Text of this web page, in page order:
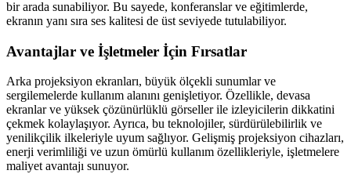
bir arada sunabiliyor. Bu sayede, konferanslar ve eğitimlerde,
ekranın yanı sıra ses kalitesi de üst seviyede tutulabiliyor.
Avantajlar ve İşletmeler İçin Fırsatlar
Arka projeksiyon ekranları, büyük ölçekli sunumlar ve
sergilemelerde kullanım alanını genişletiyor. Özellikle, devasa
ekranlar ve yüksek çözünürlüklü görseller ile izleyicilerin dikkatini
çekmek kolaylaşıyor. Ayrıca, bu teknolojiler, sürdürülebilirlik ve
yenilikçilik ilkeleriyle uyum sağlıyor. Gelişmiş projeksiyon cihazları,
enerji verimliliği ve uzun ömürlü kullanım özellikleriyle, işletmelere
maliyet avantajı sunuyor.